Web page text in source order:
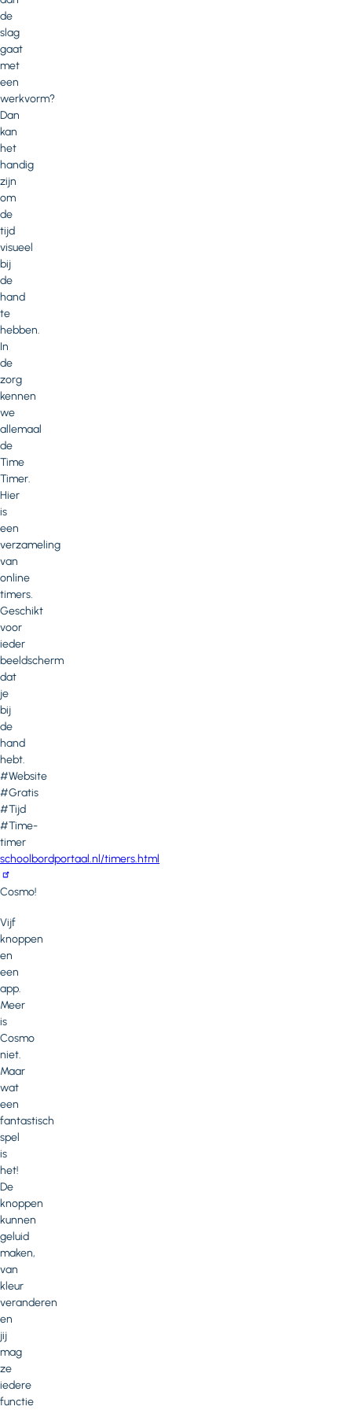
de
slag
gaat
met
een
werkvorm?
Dan
kan
het
handig
zijn
om
de
tijd
visueel
bij
de
hand
te
hebben.
In
de
zorg
kennen
we
allemaal
de
Time
Timer.
Hier
is
een
verzameling
van
online
timers.
Geschikt
voor
ieder
beeldscherm
dat
je
bij
de
hand
hebt.
#Website
#Gratis
#Tijd
#Time-
timer
schoolbordportaal.nl/timers.html
Cosmo!
Vijf
knoppen
en
een
app.
Meer
is
Cosmo
niet.
Maar
wat
een
fantastisch
spel
is
het!
De
knoppen
kunnen
geluid
maken,
van
kleur
veranderen
en
jij
mag
ze
iedere
functie